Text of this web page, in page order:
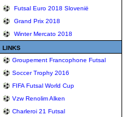
Futsal Euro 2018 Slovenië
Grand Prix 2018
Winter Mercato 2018
LINKS
Groupement Francophone Futsal
Soccer Trophy 2016
FIFA Futsal World Cup
Vzw Renolim Alken
Charleroi 21 Futsal